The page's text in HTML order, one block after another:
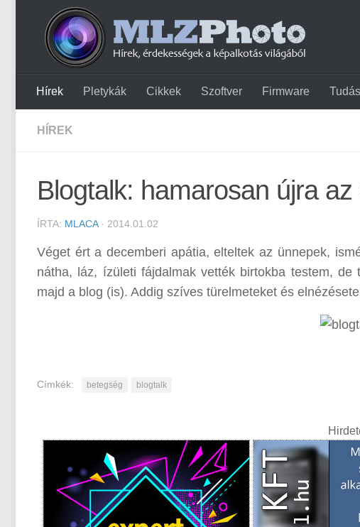
Hírek Pletykák Cikkek Szoftver Firmware
HÍREK
Blogtalk: hamarosan újra
ÍRTA: MLACA· 2014.01.02
Véget ért a decemberi apátia, elteltek az ünnepek,
nátha, láz, ízületi fájdalmak vették birtokba testem,
majd a blog (is). Addig szíves türelmeteket és
Címkék: betegség blogtalk